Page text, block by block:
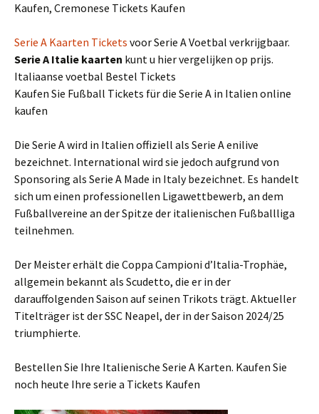
Kaufen, Cremonese Tickets Kaufen
Serie A Kaarten Tickets voor Serie A Voetbal verkrijgbaar.
Serie A Italie kaarten kunt u hier vergelijken op prijs.
Italiaanse voetbal Bestel Tickets
Kaufen Sie Fußball Tickets für die Serie A in Italien online
kaufen
Die Serie A wird in Italien offiziell als Serie A enilive
bezeichnet. International wird sie jedoch aufgrund von
Sponsoring als Serie A Made in Italy bezeichnet. Es handelt
sich um einen professionellen Ligawettbewerb, an dem
Fußballvereine an der Spitze der italienischen Fußballliga
teilnehmen.
Der Meister erhält die Coppa Campioni d’Italia-Trophäe,
allgemein bekannt als Scudetto, die er in der
darauffolgenden Saison auf seinen Trikots trägt. Aktueller
Titelträger ist der SSC Neapel, der in der Saison 2024/25
triumphierte.
Bestellen Sie Ihre Italienische Serie A Karten. Kaufen Sie
noch heute Ihre serie a Tickets Kaufen